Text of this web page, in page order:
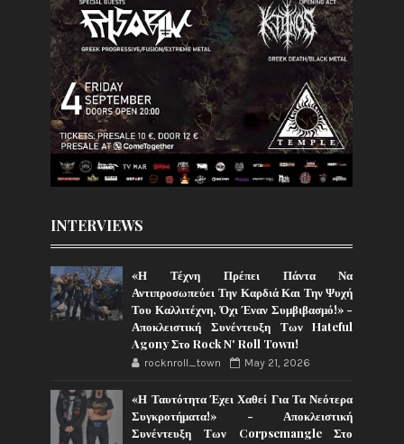
INTERVIEWS
«Η Τέχνη Πρέπει Πάντα Να
Αντιπροσωπεύει Την Καρδιά Και Την Ψυχή
Του Καλλιτέχνη, Όχι Έναν Συμβιβασμό!» -
Αποκλειστική Συνέντευξη Των Hateful
Agony Στο Rock N' Roll Town!
rocknroll_town May 21, 2026
«Η Ταυτότητα Έχει Χαθεί Για Τα Νεότερα
Συγκροτήματα!» - Αποκλειστική
Συνέντευξη Των Corpsemangle Στο